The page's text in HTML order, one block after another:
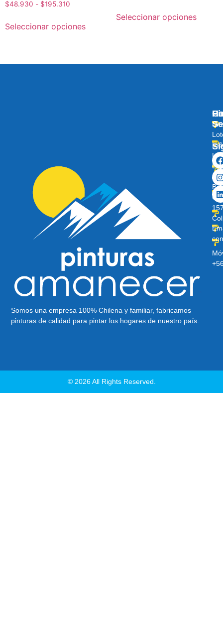
$48.930 - $195.310
Seleccionar opciones
Seleccionar opciones
Somos una empresa 100% Chilena y familiar, fabricamos
pinturas de calidad para pintar los hogares de nuestro país.
Los
Av
© 2026 All Rights Reserved.